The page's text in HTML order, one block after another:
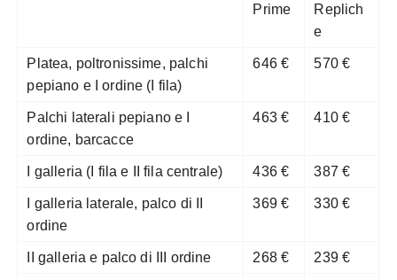
Prime
Replich
e
Platea, poltronissime, palchi
pepiano e I ordine (I fila)
646 € 570 €
Palchi laterali pepiano e I
ordine, barcacce
463 € 410 €
I galleria (I fila e II fila centrale) 436 € 387 €
I galleria laterale, palco di II
ordine
369 € 330 €
II galleria e palco di III ordine 268 € 239 €